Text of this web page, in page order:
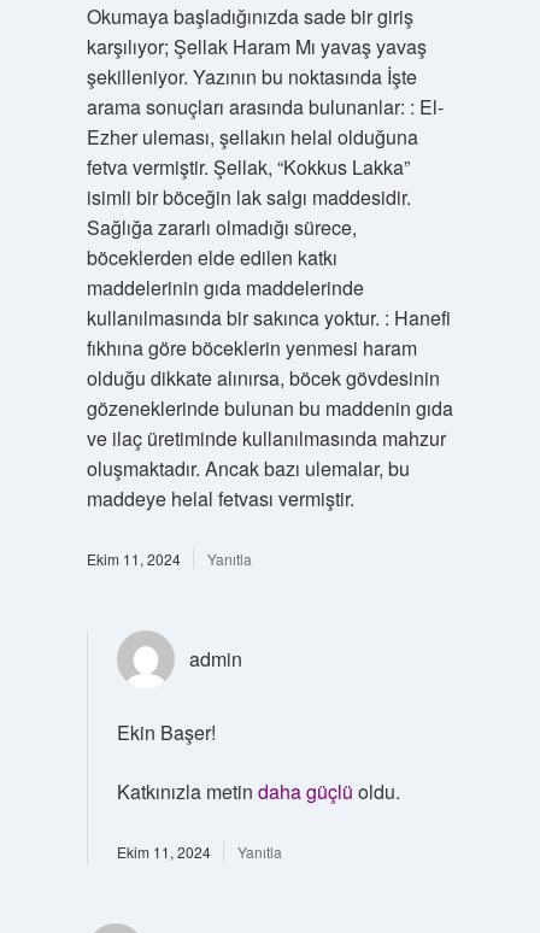
Okumaya başladığınızda sade bir giriş
karşılıyor; Şellak Haram Mı yavaş yavaş
şekilleniyor. Yazının bu noktasında İşte
arama sonuçları arasında bulunanlar: : El-
Ezher uleması, şellakın helal olduğuna
fetva vermiştir. Şellak, “Kokkus Lakka”
isimli bir böceğin lak salgı maddesidir.
Sağlığa zararlı olmadığı sürece,
böceklerden elde edilen katkı
maddelerinin gıda maddelerinde
kullanılmasında bir sakınca yoktur. : Hanefi
fıkhına göre böceklerin yenmesi haram
olduğu dikkate alınırsa, böcek gövdesinin
gözeneklerinde bulunan bu maddenin gıda
ve ilaç üretiminde kullanılmasında mahzur
oluşmaktadır. Ancak bazı ulemalar, bu
maddeye helal fetvası vermiştir.
Ekim 11, 2024 Yanıtla
admin
Ekin Başer!
Katkınızla metin daha güçlü oldu.
Ekim 11, 2024 Yanıtla